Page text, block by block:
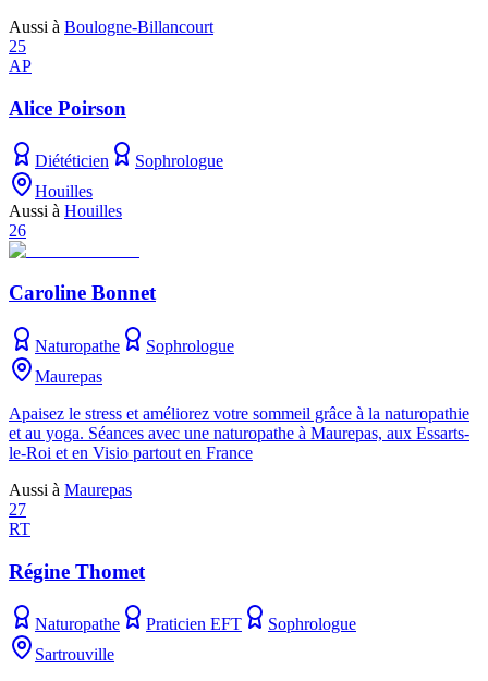
Aussi à Boulogne-Billancourt
25
AP
Alice Poirson
Diététicien
Sophrologue
Houilles
Aussi à Houilles
26
Caroline Bonnet
Naturopathe
Sophrologue
Maurepas
Apaisez le stress et améliorez votre sommeil grâce à la naturopathie
et au yoga. Séances avec une naturopathe à Maurepas, aux Essarts-
le-Roi et en Visio partout en France
Aussi à Maurepas
27
RT
Régine Thomet
Naturopathe Praticien EFT
Sophrologue
Sartrouville